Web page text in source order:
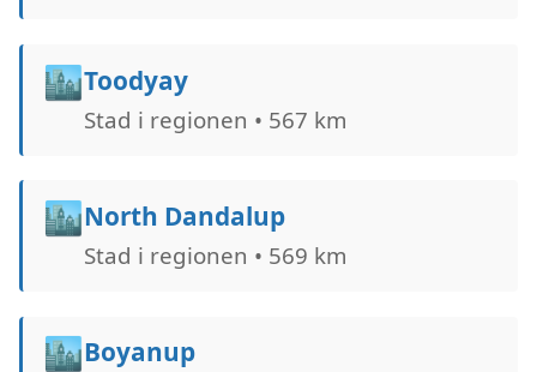
🏙️Toodyay
Stad i regionen • 567 km
🏙️North Dandalup
Stad i regionen • 569 km
🏙️Boyanup